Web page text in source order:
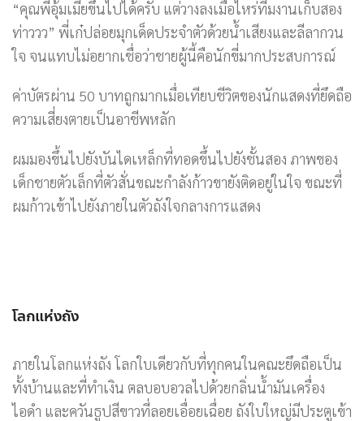
“คุณพี่อุ้มเมียขึ้นไปได้ครับ แต่วางลงเมื่อไหร่ทีมงานเก็บสอง
ท่าววว” พี่เก๋ปล่อยมุกเด็ดประจำตัวด้วยน้ำเสียงและลีลากวน
ใจ จนแทบไม่อยากเชื่อว่าชายผู้นี้คือนักขี่มากประสบการณ์
ค่าบัตรผ่าน 50 บาทถูกมากเมื่อเทียบชีวิตของนักแสดงที่ยึดถือ
ความเสี่ยงตายเป็นอาชีพหลัก
ผมมองขึ้นไปยังบันไดเหล็กที่ทอดขึ้นไปยังชั้นสอง ภาพของ
เด็กชายตัวเล็กที่ตัวสั่นขณะกำลังก้าวขายังติดอยู่ในใจ ขณะที่
ผมก้าวเข้าไปยังภายในตัวถังใจกลางการแสดง
โลกแห่งถัง
ภายในโลกแห่งถัง โลกใบเดียวกับที่ทุกคนในคณะยึดถือเป็น
ทั้งบ้านและที่ทำเงิน ตลบอบอวลไปด้วยกลิ่นน้ำมันเครื่อง
ไอดำ และควันธูปสีขาวที่ลอยเอื่อยเฉื่อย ถังใบใหญ่มีประตูเข้า